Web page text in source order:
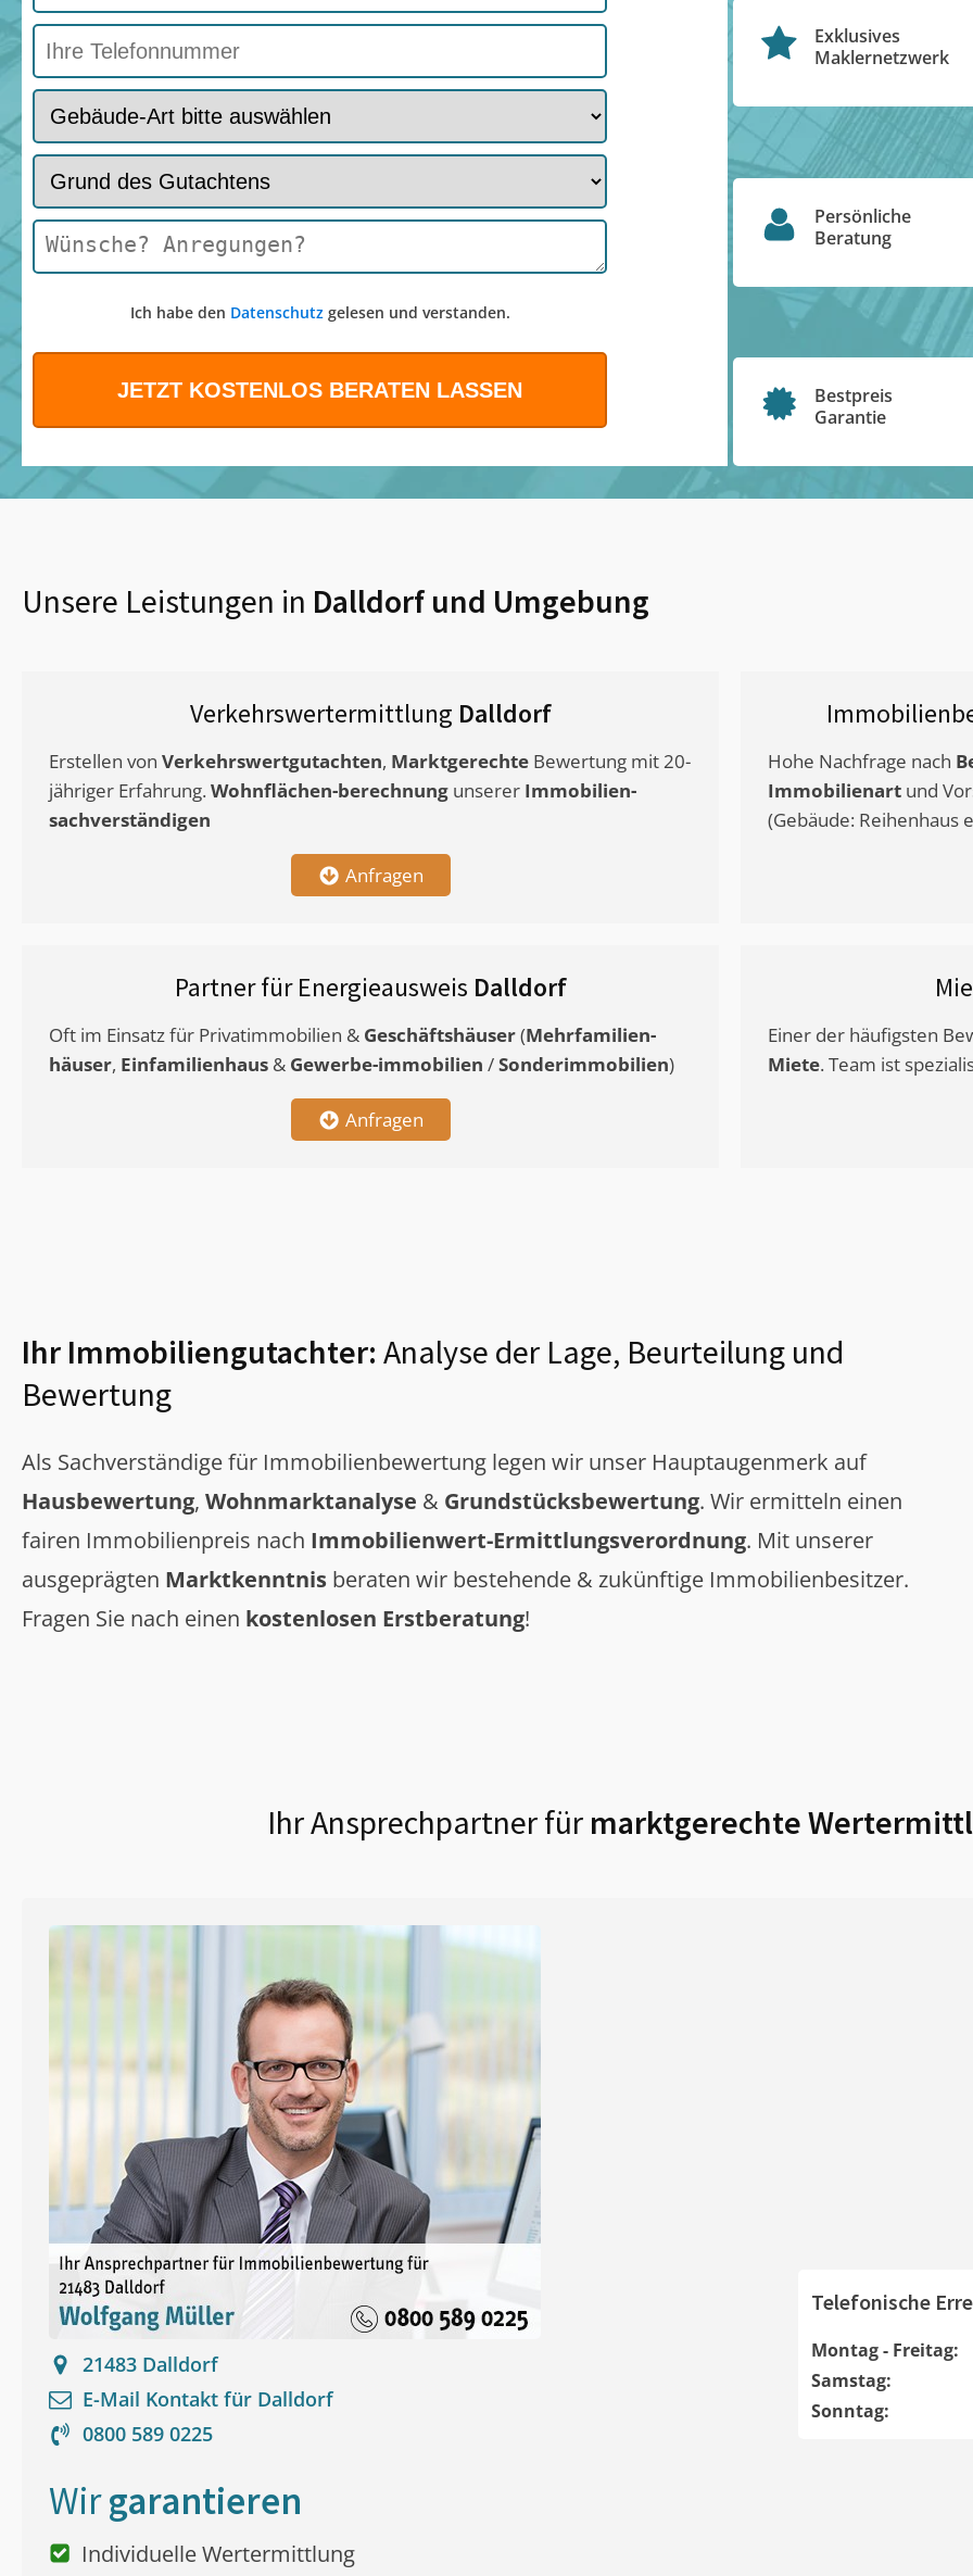
Ich habe den Datenschutzgelesen und verstanden.
Exklusives
Maklernetzwerk
Persönliche
Beratung
Bestpreis
Garantie
Unsere Leistungen in Dalldorfund Umgebung
Verkehrswertermittlung Dalldorf
Erstellen von Verkehrswertgutachten, Marktgerechte Bewertung mit 20-
jähriger Erfahrung. Wohnflächen-berechnung unserer Immobilien-
sachverständigen
Anfragen
Hohe Nachfrage nach
Immobilienart und
(Gebäude: Reihenhaus
Partner für Energieausweis Dalldorf
Oft im Einsatz für Privatimmobilien & Geschäftshäuser(Mehrfamilien-
häuser, Einfamilienhaus & Gewerbe-immobilien /Sonderimmobilien)
Anfragen
Einer der häufigsten
Miete. Team ist
Ihr Immobiliengutachter: Analyse der Lage, Beurteilung und
Bewertung
Als Sachverständige für Immobilienbewertung legen wir unser Hauptaugenmerk auf
Hausbewertung, Wohnmarktanalyse & Grundstücksbewertung. Wir ermitteln einen
fairen Immobilienpreis nach Immobilienwert-Ermittlungsverordnung. Mit unserer
ausgeprägten Marktkenntnis beraten wir bestehende & zukünftige Immobilienbesitzer.
Fragen Sie nach einen kostenlosen Erstberatung!
Ihr Ansprechpartner fürmarktgerechte
21483 Dalldorf
E-Mail Kontakt für Dalldorf
0800 589 0225
Telefonische
Montag - Freitag:
Samstag:
Sonntag:
Wirgarantieren
Individuelle Wertermittlung